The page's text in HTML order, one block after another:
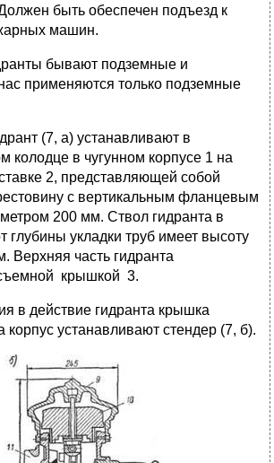
быть обеспечен подъезд к
машин.
бывают подземные и
применяются только подземные
(7, а) устанавливают в
колодце в чугунном корпусе 1 на
2, представляющей собой
с вертикальным фланцевым
200 мм. Ствол гидранта в
глубины укладки труб имеет высоту
Верхняя часть гидранта
крышкой 3.
в действие гидранта крышка
корпус устанавливают стендер (7, б).